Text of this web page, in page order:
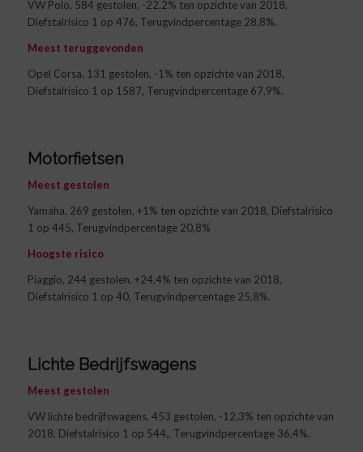
VW Polo, 584 gestolen, -22,2% ten opzichte van 2018,
Diefstalrisico 1 op 476, Terugvindpercentage 28,8%.
Meest teruggevonden
Opel Corsa, 131 gestolen, -1% ten opzichte van 2018,
Diefstalrisico 1 op 1587, Terugvindpercentage 67,9%.
Motorfietsen
Meest gestolen
Yamaha, 269 gestolen, +1% ten opzichte van 2018, Diefstalrisico
1 op 445, Terugvindpercentage 20,8%
Hoogste risico
Piaggio, 244 gestolen, +24,4% ten opzichte van 2018,
Diefstalrisico 1 op 40, Terugvindpercentage 25,8%.
Lichte Bedrijfswagens
Meest gestolen
VW lichte bedrijfswagens, 453 gestolen, -12,3% ten opzichte van
2018, Diefstalrisico 1 op 544,, Terugvindpercentage 36,4%.